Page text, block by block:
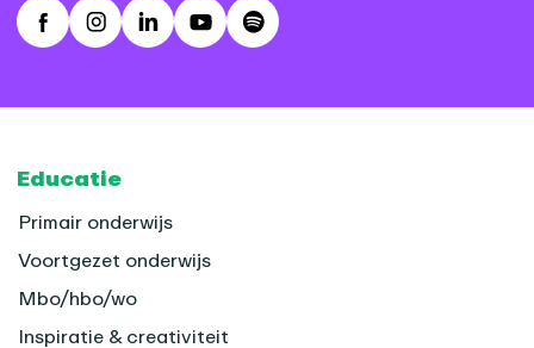
FacebookInstagram
LinkedInYoutubeSpotify
Footer
Educatie
Primair onderwijs
Voortgezet onderwijs
Mbo/hbo/wo
Inspiratie & creativiteit